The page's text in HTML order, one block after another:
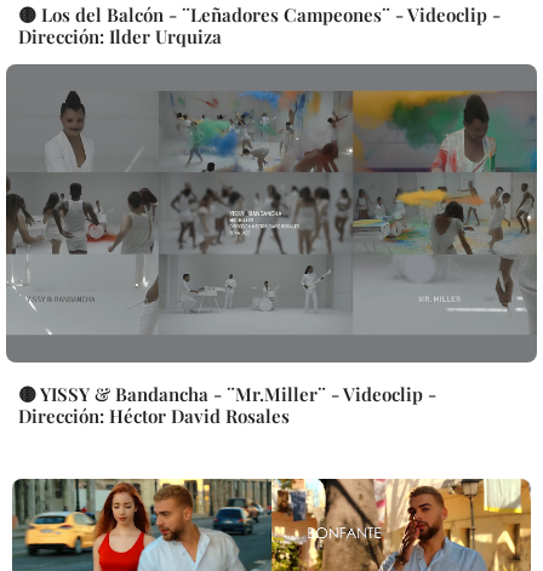
🟡 Los del Balcón - ¨Leñadores Campeones¨ - Videoclip -
Dirección: Ilder Urquiza
🟡 YISSY & Bandancha - ¨Mr.Miller¨ - Videoclip -
Dirección: Héctor David Rosales